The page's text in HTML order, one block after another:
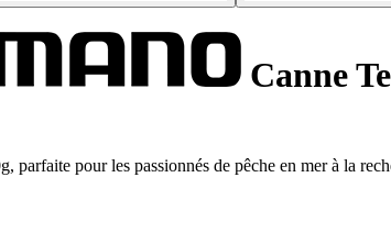
Canne
parfaite pour les passionnés de pêche en mer à la